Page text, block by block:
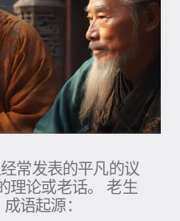
常发表的平凡的议
理论或老话。 老生
语起源：